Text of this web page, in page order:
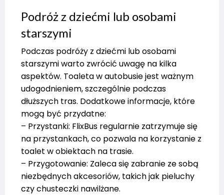
Podróż z dziećmi lub osobami
starszymi
Podczas podróży z dziećmi lub osobami
starszymi warto zwrócić uwagę na kilka
aspektów. Toaleta w autobusie jest ważnym
udogodnieniem, szczególnie podczas
dłuższych tras. Dodatkowe informacje, które
mogą być przydatne:
– Przystanki: FlixBus regularnie zatrzymuje się
na przystankach, co pozwala na korzystanie z
toalet w obiektach na trasie.
– Przygotowanie: Zaleca się zabranie ze sobą
niezbędnych akcesoriów, takich jak pieluchy
czy chusteczki nawilżane.